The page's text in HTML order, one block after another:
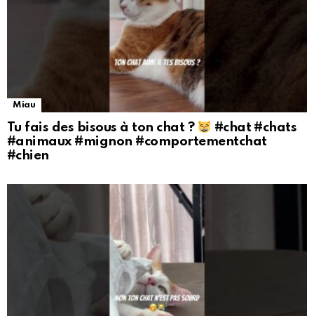
Miau
Tu fais des bisous à ton chat ?
#chat #chats
#animaux #mignon #comportementchat
#chien